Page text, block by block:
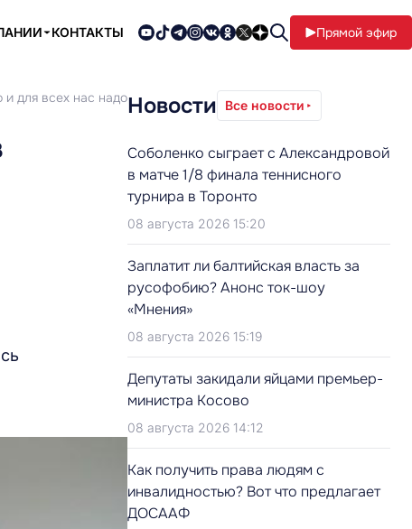
КОНТАКТЫ Прямой эфир
и для всех нас надоНовости Все новости
Соболенко сыграет с Александровой
в матче 1/8 финала теннисного
турнира в Торонто
08 августа 2026 15:20
Заплатит ли балтийская власть за
русофобию? Анонс ток-шоу
«Мнения»
08 августа 2026 15:19
Депутаты закидали яйцами премьер-
министра Косово
08 августа 2026 14:12
Как получить права людям с
инвалидностью? Вот что предлагает
ДОСААФ